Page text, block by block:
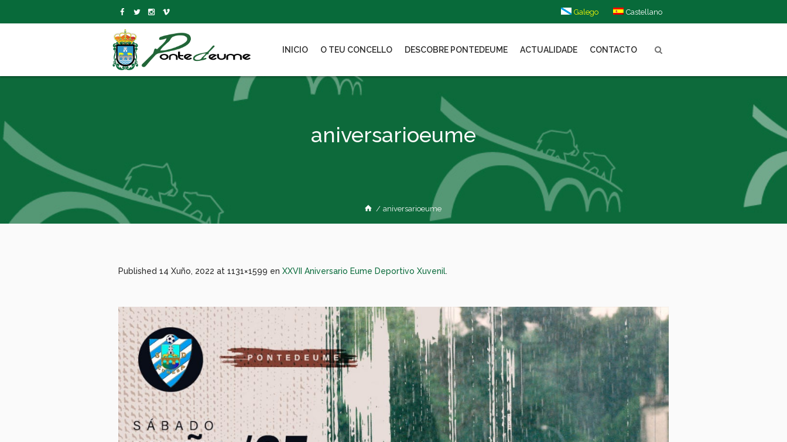
Galego Castellano
INICIO O TEU CONCELLO DESCOBRE PONTEDEUME ACTUALIDADE CONTACTO
aniversarioeume
/ aniversarioeume
Published 14 Xuño, 2022 at 1131×1599 en XXVII Aniversario Eume Deportivo Xuvenil.